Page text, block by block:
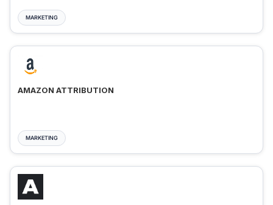
MARKETING
AMAZON ATTRIBUTION
MARKETING